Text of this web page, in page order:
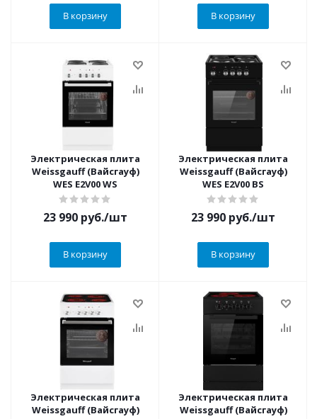
В корзину В корзину
Электрическая плита
Weissgauff (Вайсгауф)
WES E2V00 WS
23 990 руб./шт
В корзину
Электрическая плита
Weissgauff (Вайсгауф)
WES E2V00 BS
23 990 руб./шт
В корзину
Электрическая плита
Weissgauff (Вайсгауф)
Электрическая плита
Weissgauff (Вайсгауф)